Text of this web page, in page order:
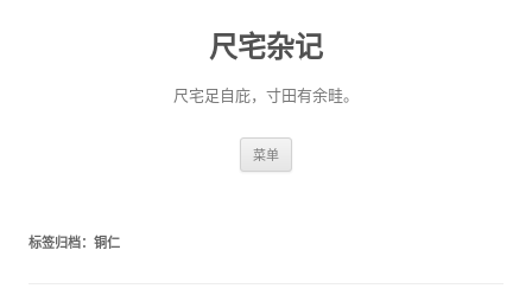
尺宅杂记
尺宅足自庇，寸田有余畦。
菜单
标签归档： 铜仁